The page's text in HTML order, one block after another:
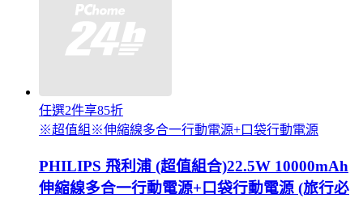
任選2件享85折
※超值組※伸縮線多合一行動電源+口袋行動電源
PHILIPS 飛利浦 (超值組合)22.5W 10000mAh
伸縮線多合一行動電源+口袋行動電源 (旅行必